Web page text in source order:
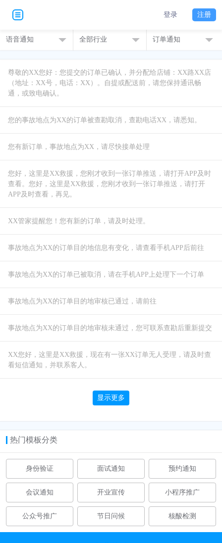
登录 注册
语音通知 全部行业 订单通知
尊敬的XX您好：您提交的订单已确认，并分配给店铺：XX路XX店
（地址：XX号，电话：XX）。自提或配送前，请您保持通讯畅
您好，这里是XX救援，您刚才收到一张订单推送，请打开APP及时
查看。您好，这里是XX救援，您刚才收到一张订单推送，请打开
XX您好，这里是XX救援，现在有一张XX订单无人受理，请及时查
显示更多
热门模板分类
身份验证 面试通知 预约通知
会议通知 开业宣传 小程序推广
公众号推广 节日问候 核酸检测